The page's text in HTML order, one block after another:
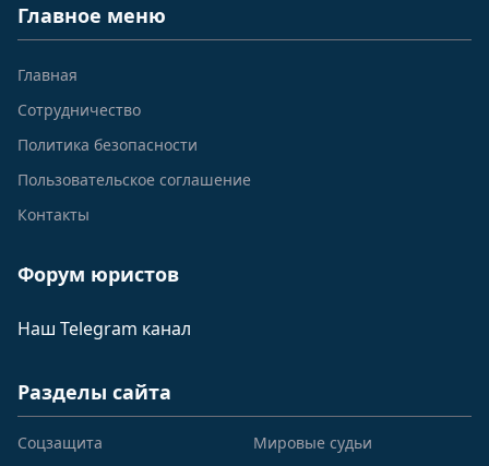
Главное меню
Главная
Сотрудничество
Политика безопасности
Пользовательское соглашение
Контакты
Форум юристов
Наш Telegram канал
Разделы сайта
Соцзащита
Мировые судьи